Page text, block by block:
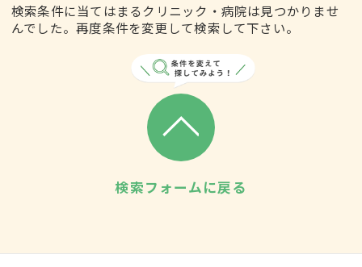
検索条件に当てはまるクリニック・病院は見つかりませ
んでした。再度条件を変更して検索して下さい。
検索フォームに戻る